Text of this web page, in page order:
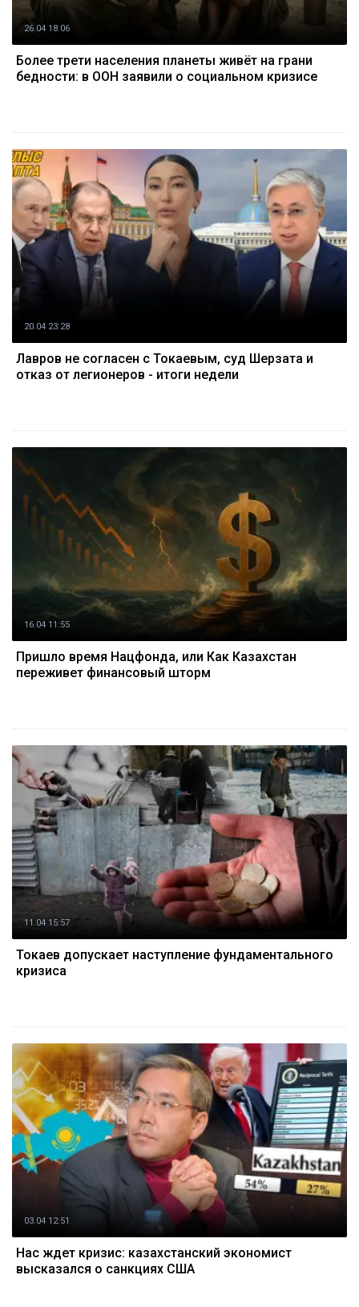
26.04 18:06
Более трети населения планеты живёт на грани
бедности: в ООН заявили о социальном кризисе
20.04 23:28
Лавров не согласен с Токаевым, суд Шерзата и
отказ от легионеров - итоги недели
16.04 11:55
Пришло время Нацфонда, или Как Казахстан
переживет финансовый шторм
11.04 15:57
Токаев допускает наступление фундаментального
кризиса
03.04 12:51
Нас ждет кризис: казахстанский экономист
высказался о санкциях США